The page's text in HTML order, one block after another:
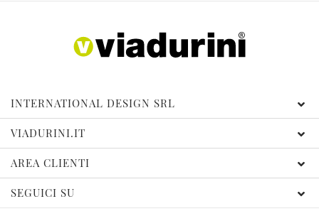
INTERNATIONAL DESIGN SRL
VIADURINI.IT
AREA CLIENTI
SEGUICI SU